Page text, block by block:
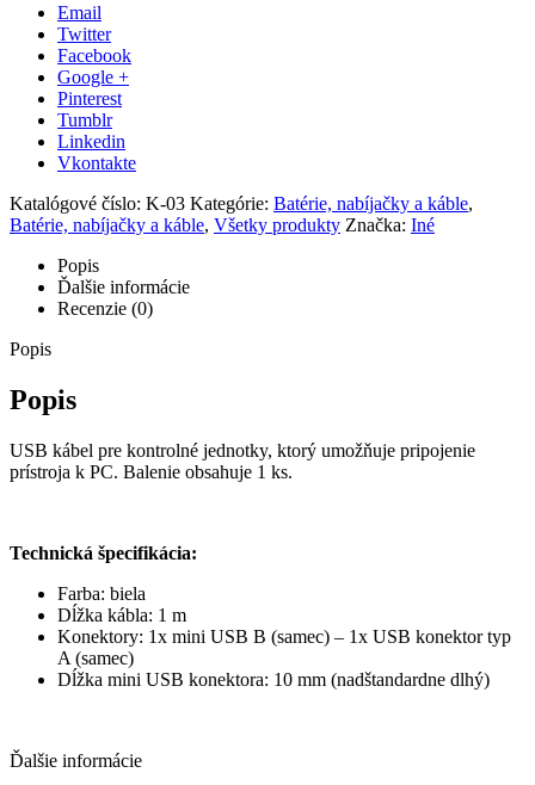
Email
Twitter
Facebook
Google +
Pinterest
Tumblr
Linkedin
Vkontakte
Katalógové číslo: K-03 Kategórie: Batérie, nabíjačky a káble,
Batérie, nabíjačky a káble, Všetky produkty Značka: Iné
Popis
Ďalšie informácie
Recenzie (0)
Popis
Popis
USB kábel pre kontrolné jednotky, ktorý umožňuje pripojenie
prístroja k PC. Balenie obsahuje 1 ks.
Technická špecifikácia:
Farba: biela
Dĺžka kábla: 1 m
Konektory: 1x mini USB B (samec) – 1x USB konektor typ
A (samec)
Dĺžka mini USB konektora: 10 mm (nadštandardne dlhý)
Ďalšie informácie